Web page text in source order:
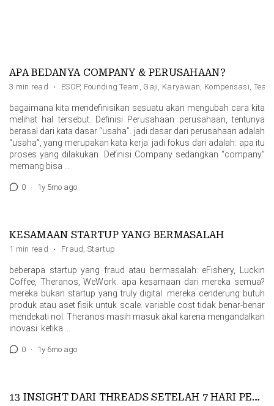
APA BEDANYA COMPANY & PERUSAHAAN?
3 min read · ESOP, Founding Team , Gaji, Karyawan, Kompensasi, Team
bagaimana kita mendefinisikan sesuatu akan mengubah cara kita
melihat hal tersebut. Definisi Perusahaan perusahaan, tentunya
berasal dari kata dasar “usaha”. jadi dasar dari perusahaan adalah
“usaha”, yang merupakan kata kerja. jadi fokus dari adalah: apa itu
proses yang dilakukan. Definisi Company sedangkan “company”
memang bisa …
0 · 1y 5mo ago
KESAMAAN STARTUP YANG BERMASALAH
1 min read · Fraud ,Startup
beberapa startup yang fraud atau bermasalah: eFishery, Luckin
Coffee, Theranos, WeWork. apa kesamaan dari mereka semua?
mereka bukan startup yang truly digital. mereka cenderung butuh
produk atau aset fisik untuk scale. variable cost tidak benar-benar
mendekati nol. Theranos masih masuk akal karena mengandalkan
inovasi. ketika …
0 · 1y 6mo ago
13 INSIGHT DARI THREADS SETELAH 7 HARI PENGGUNAAN